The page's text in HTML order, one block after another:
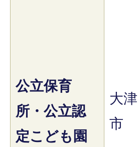
公立保育
所・公立認
定こども園
大津
市